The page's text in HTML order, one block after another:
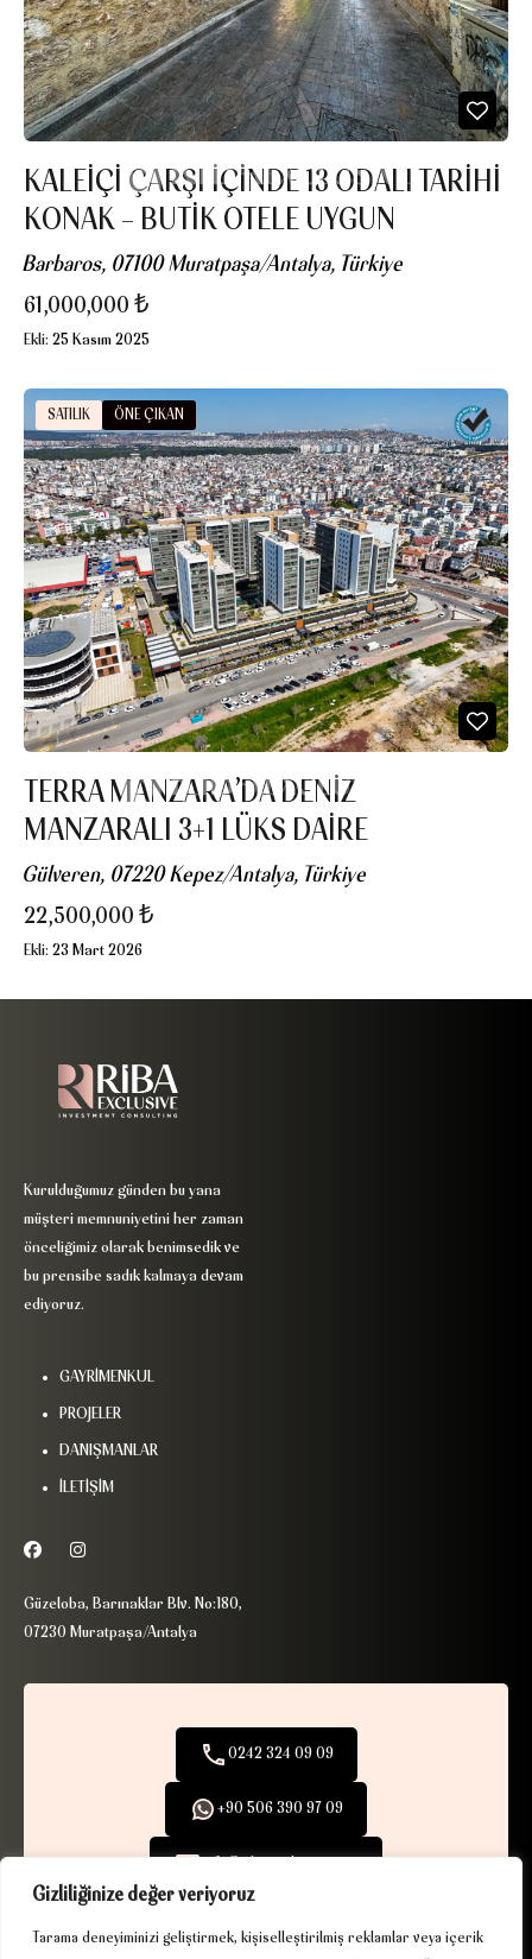
Gizliliğinize değer veriyoruz
Tarama deneyiminizi geliştirmek, kişiselleştirilmiş reklamlar veya içerik
KALEIÇI ÇARŞI İÇINDE 13 ODALI TARIHI
KONAK – BUTIK OTELE UYGUN
Barbaros, 07100 Muratpaşa/Antalya, Türkiye
61,000,000 ₺
Ekli: 25 Kasım 2025
SATILIK ÖNE ÇIKAN
TERRA MANZARA’DA DENIZ
MANZARALI 3+1 LÜKS DAIRE
Gülveren, 07220 Kepez/Antalya, Türkiye
22,500,000 ₺
Ekli: 23 Mart 2026
Kurulduğumuz günden bu yana
müşteri memnuniyetini her zaman
önceliğimiz olarak benimsedik ve
bu prensibe sadık kalmaya devam
ediyoruz.
GAYRİMENKUL
PROJELER
DANIŞMANLAR
İLETİŞİM
Güzeloba, Barınaklar Blv. No:180,
07230 Muratpaşa/Antalya
0242 324 09 09
+90 506 390 97 09